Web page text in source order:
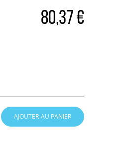
80,37 €
AJOUTER AU PANIER